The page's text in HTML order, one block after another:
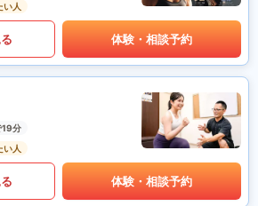
い人
体験・相談予約
19分
い人
体験・相談予約